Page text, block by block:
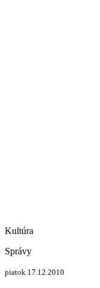
Kultúra
Správy
piatok 17.12.2010